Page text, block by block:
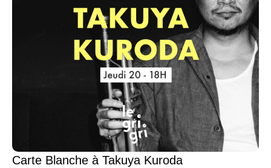
Carte Blanche à Takuya Kuroda